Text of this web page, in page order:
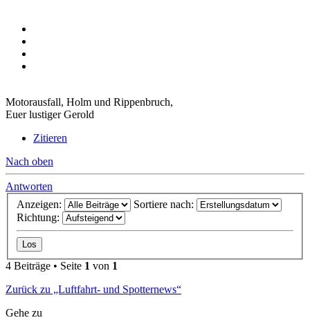
Motorausfall, Holm und Rippenbruch,
Euer lustiger Gerold
Zitieren
Nach oben
Antworten
Anzeigen:
Sortiere nach:
Richtung:
4 Beiträge • Seite 1 von 1
Zurück zu „Luftfahrt- und Spotternews“
Gehe zu